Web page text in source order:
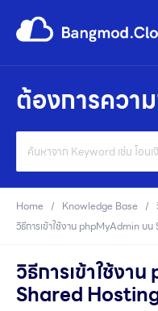
ต้องการควา
For
Home Knowledge Base
วิธีการเข้าใช้งาน phpMyAdmin บ
วิธีการเข้าใช้งา
Shared